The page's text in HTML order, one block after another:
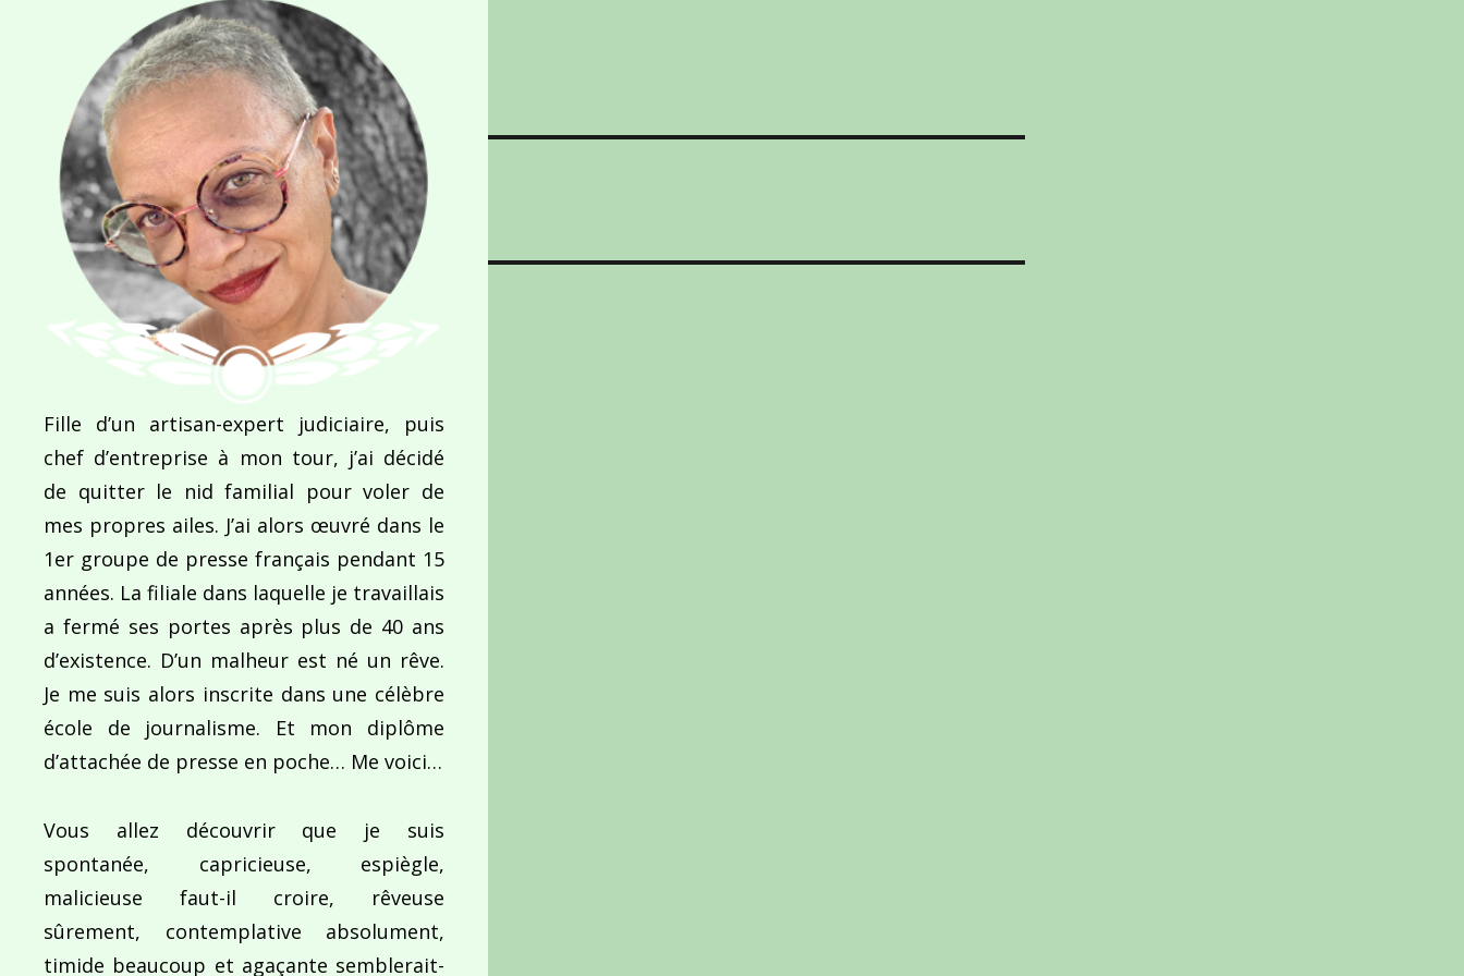
Navigation
l’article
Fille d’un artisan-expert judiciaire, puis
chef d’entreprise à mon tour, j’ai décidé
de quitter le nid familial pour voler de
mes propres ailes. J’ai alors œuvré dans le
1er groupe de presse français pendant 15
années. La filiale dans laquelle je travaillais
a fermé ses portes après plus de 40 ans
d’existence. D’un malheur est né un rêve.
Je me suis alors inscrite dans une célèbre
école de journalisme. Et mon diplôme
d’attachée de presse en poche… Me voici…
Vous allez découvrir que je suis
spontanée, capricieuse, espiègle,
malicieuse faut-il croire, rêveuse
sûrement, contemplative absolument,
timide beaucoup et agaçante semblerait-